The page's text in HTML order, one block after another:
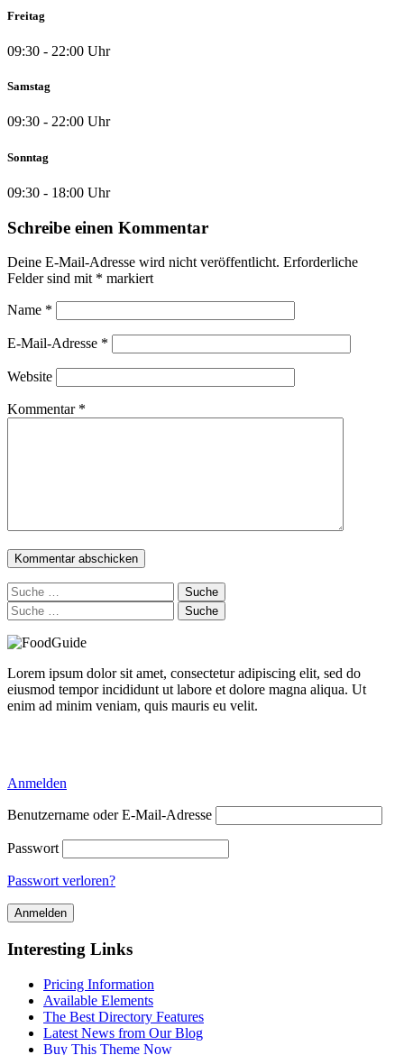
Freitag
09:30 - 22:00 Uhr
Samstag
09:30 - 22:00 Uhr
Sonntag
09:30 - 18:00 Uhr
Schreibe einen Kommentar
Deine E-Mail-Adresse wird nicht veröffentlicht. Erforderliche
Felder sind mit * markiert
Name *
E-Mail-Adresse *
Website
Kommentar *
Suche
nach:
Suche
nach:
Lorem ipsum dolor sit amet, consectetur adipiscing elit, sed do
eiusmod tempor incididunt ut labore et dolore magna aliqua. Ut
enim ad minim veniam, quis mauris eu velit.
Anmelden
Benutzername oder E-Mail-Adresse
Passwort
Passwort verloren?
Interesting Links
Pricing Information
Available Elements
The Best Directory Features
Latest News from Our Blog
Buy This Theme Now